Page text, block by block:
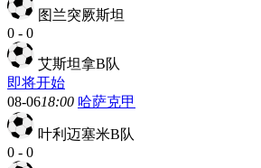
图兰突厥斯坦
0 - 0
艾斯坦拿B队
即将开始
08-0618:00 哈萨克甲
叶利迈塞米B队
0 - 0